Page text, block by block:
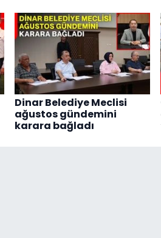
Dinar Belediye Meclisi
ağustos gündemini
karara bağladı